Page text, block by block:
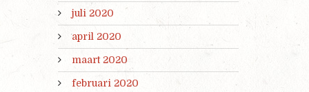
juli 2020
april 2020
maart 2020
februari 2020